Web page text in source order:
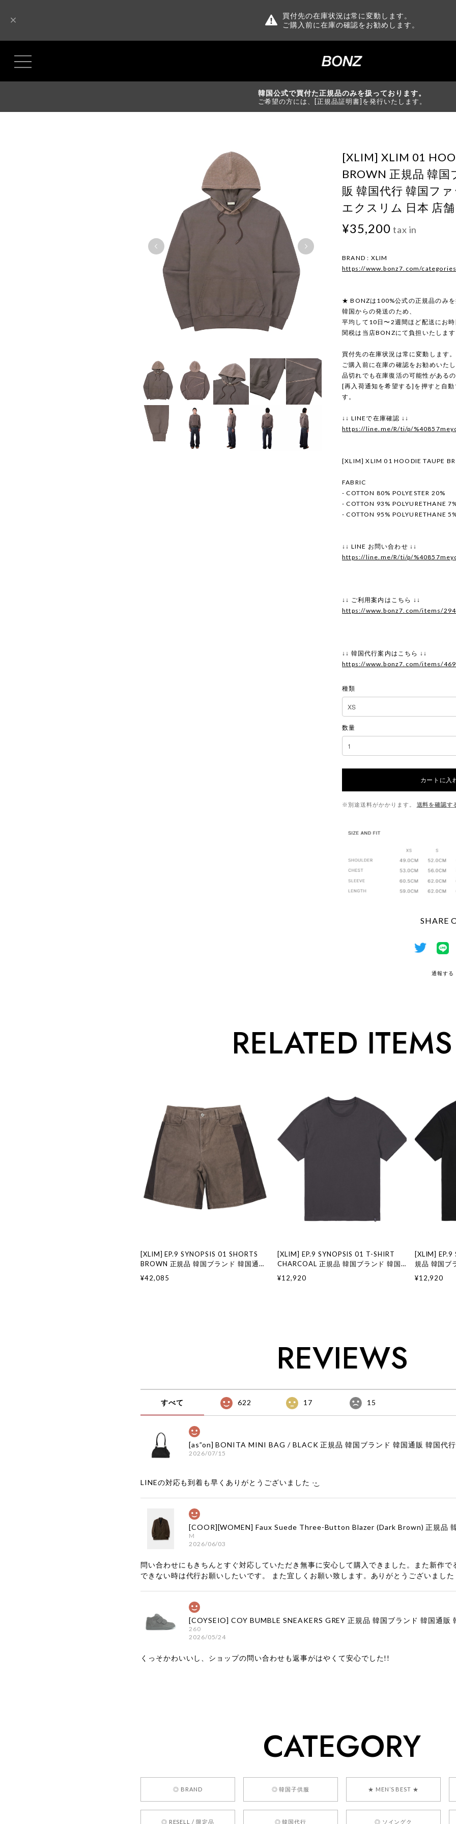
買付先の在庫状況は常に変動します。
ご購入前に在庫の確認をお勧めします。
韓国公式で買付た正規品のみを扱っております。
ご希望の方には、[正規品証明書]を発行いたします。
[XLIM] XLIM 01
BROWN 正規品 韓
販 韓国代行 韓国フ
エクスリム 日本 店舗
¥35,200 tax in
BRAND : XLIM
https://www.bonz7.com/
★ BONZは100%公式の正規品のみ
韓国からの発送のため、
平均して10日〜2週間ほど配送にお
関税は当店BONZにて負担いたしま
買付先の在庫状況は常に変動します。
ご購入前に在庫の確認をお勧めいた
品切れでも在庫復活の可能性がある
[再入荷通知を希望する]を押すと自
す。
↓↓ LINEで在庫確認 ↓↓
https://line.me/R/ti/p/
[XLIM] XLIM 01 HOODIE TAUPE
FABRIC
- COTTON 80% POLYESTER 20%
- COTTON 93% POLYURETHANE
- COTTON 95% POLYURETHANE
↓↓ LINE お問い合わせ ↓↓
https://line.me/R/ti/p/
↓↓ ご利用案内はこちら ↓↓
https://www.bonz7.com/items/
↓↓ 韓国代行案内はこちら ↓↓
https://www.bonz7.com/items/
種類
数量
カートに入
※別途送料がかかります。 送料を確認す
SHARE
通報する
RELATED ITEMS
[XLIM] EP.9 SYNOPSIS 01 SHORTS
BROWN 正規品 韓国ブランド 韓国通販
スリム 日本 店舗
¥42,085
[XLIM] EP.9 SYNOPSIS 01 T-SHIRT
CHARCOAL 正規品 韓国ブランド 韓国
エクスリム 日本 店舗
¥12,920
[XLIM] EP.9
規品 韓国ブ
店舗
¥12,920
REVIEWS
すべて 622 17 15
2026/07/15
LINEの対応も到着も早くありがとうございました‪ ·͜·
M
2026/06/03
問い合わせにもきちんとすぐ対応していただき無事に安心して購入できました。また新作で
できない時は代行お願いしたいです。 また宜しくお願い致します。ありがとうございました
260
2026/05/24
くっそかわいいし、ショップの問い合わせも返事がはやくて安心でした!!
2026/05/24
CATEGORY
◎ BRAND ◎ 韓国子供服 ★ MEN’S BEST ★
◎ RESELL / 限定品 ◎ 韓国代行 ◎ ソイングク